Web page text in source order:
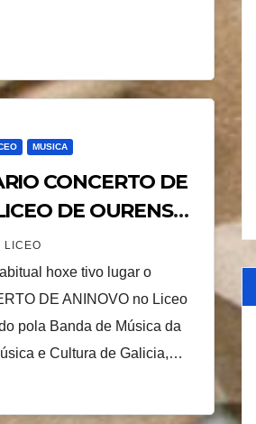
MUSICA
CONCERTO DE
DE OURENSE
Asociación
Cultura de Galicia
LICEO
hoxe tivo lugar o
DE ANINOVO no Liceo
pola Banda de Música da
e Cultura de Galicia,…